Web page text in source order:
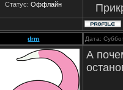
Статус:Оффлайн
drm Дата:
А